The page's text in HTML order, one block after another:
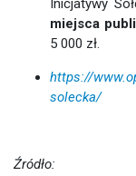
Inicjatywy
miejsca
5 000 zł.
https://
solecka/
Źródło: